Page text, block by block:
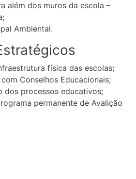
além dos muros da escola –
Ambiental.
física das escolas;
Conselhos Educacionais;
dos processos educativos;
permanente de Avalição